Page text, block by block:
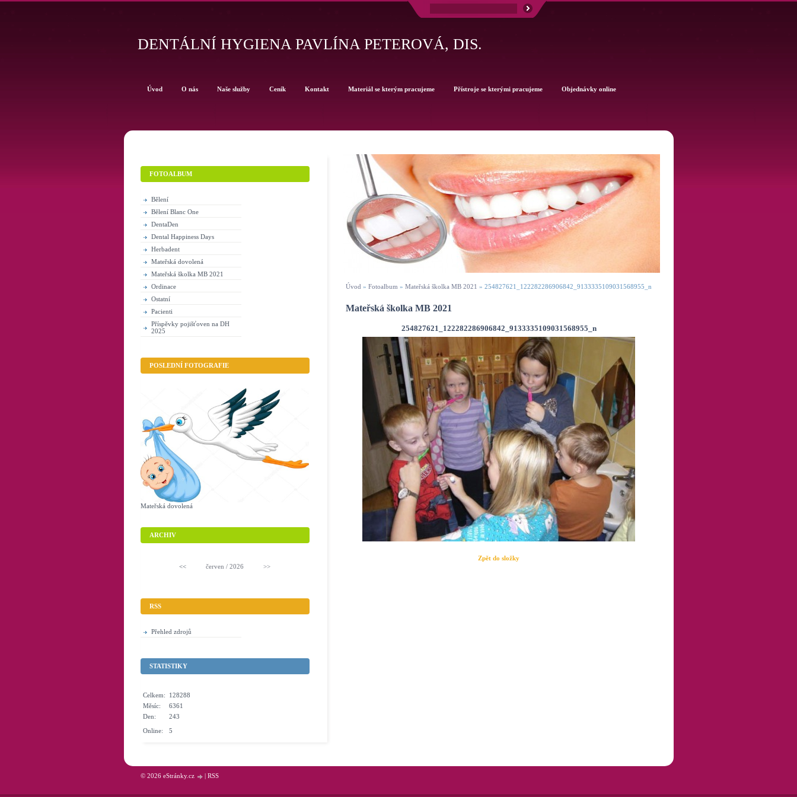
DENTÁLNÍ HYGIENA PAVLÍNA PETEROVÁ, DIS.
Úvod » Fotoalbum » Mateřská školka MB 2021 » 254827621_122282286906842_9133335109031568955_n
Mateřská školka MB 2021
254827621_122282286906842_9133335109031568955_n
Zpět do složky
Úvod O nás Naše služby Ceník Kontakt Materiál se kterým pracujeme Přístroje se kterými pracujeme Objednávky online
FOTOALBUM
Bělení
Bělení Blanc One
DentaDen
Dental Happiness Days
Herbadent
Mateřská dovolená
Mateřská školka MB 2021
Ordinace
Ostatní
Pacienti
Příspěvky pojišťoven na DH
2025
POSLEDNÍ FOTOGRAFIE
Mateřská dovolená
ARCHIV
<< červen / 2026 >>
RSS
Přehled zdrojů
STATISTIKY
Online: 5
Celkem:
128288
Měsíc:
6361
Den:
243
© 2026 eStránky.cz | RSS